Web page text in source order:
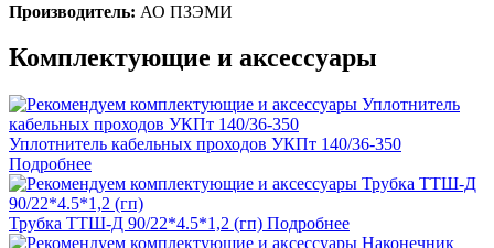
Производитель: АО ПЗЭМИ
Комплектующие и аксессуары
Уплотнитель кабельных проходов УКПт 140/36-350
Подробнее
Трубка ТТШ-Д 90/22*4.5*1,2 (гп) Подробнее